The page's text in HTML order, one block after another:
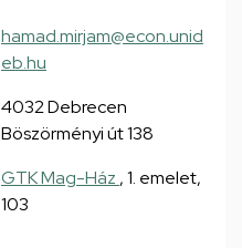
hamad.mirjam@econ.unid
eb.hu
4032 Debrecen
Böszörményi út 138
GTK Mag-Ház , 1. emelet,
103